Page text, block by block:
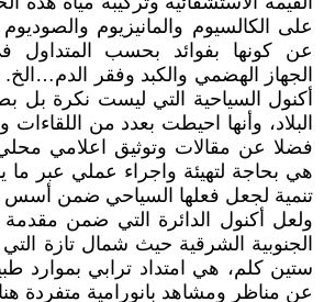
على الكالسيوم والمانيزيوم
عن كونها بفوائد بحسب
الجهاز الهضمي والكبد وفقر الدم…الخ.
أكنول السياحية التي ليست نكرة بل
البلاد، وأنها احيطت بعدد من اللقاءات
فضلا عن مقالات وتوثيق اعلامي
هي بحاجة لتهيئة واجراء عملي عبر
تنمية لجعل فعلها السياحي ضمن أسس
ولعل أكنول الدائرة التي ضمن
الجنوبية الشرقية حيث شمال تازة التي
ستين كلم، هي امتداد ترابي بموارد
عن مناظر ومشاهد بانورامية متفردة